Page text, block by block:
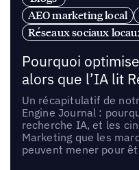
AEO marketing local
Réseaux sociaux
Pourquoi
alors que l’IA lit
Un récapitulatif de
Engine Journal :
recherche IA, et les
Marketing que les
peuvent mener pour